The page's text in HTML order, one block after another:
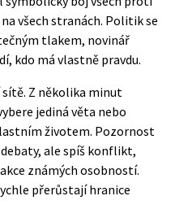
všech stranách. Politik se
tlakem, novinář
kdo má vlastně pravdu.
Z několika minut
jediná věta nebo
životem. Pozornost
ale spíš konflikt,
známých osobností.
přerůstají hranice